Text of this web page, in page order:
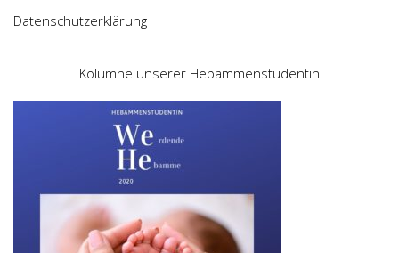
Datenschutzerklärung
Kolumne unserer Hebammenstudentin